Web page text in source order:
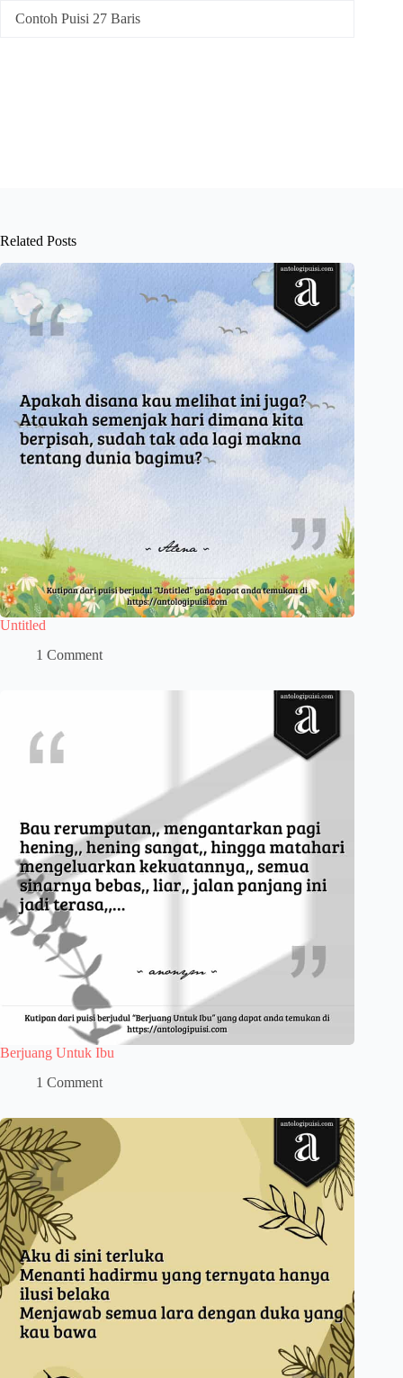
Contoh Puisi 27 Baris
Related Posts
Untitled
1 Comment
Berjuang Untuk Ibu
1 Comment